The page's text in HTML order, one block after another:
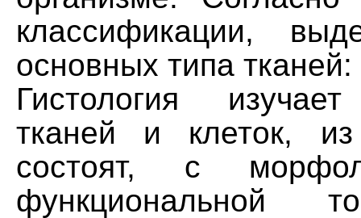
классификации,
основных типа тканей:
Гистология
тканей и клеток,
состоят, с
функциональной